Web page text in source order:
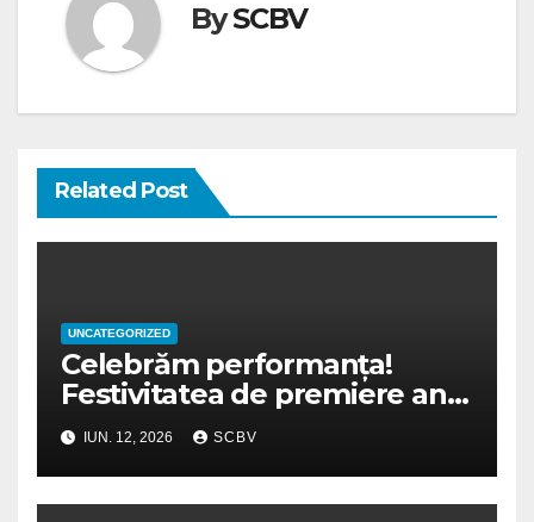
BySCBV
Related Post
UNCATEGORIZED
Celebrăm performanța!
Festivitatea de premiere an
școlar 2025-2026
IUN. 12, 2026 SCBV